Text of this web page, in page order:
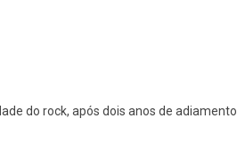
do rock, após dois anos de adiamento.